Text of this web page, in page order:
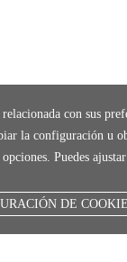
con sus
la configuración u
Puedes
DE